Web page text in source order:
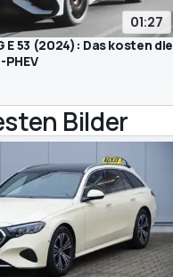
01:27
E 53 (2024): Das kosten die
Bilder